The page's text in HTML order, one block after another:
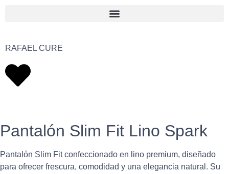
RAFAEL CURE
Pantalón Slim Fit Lino Spark
Pantalón Slim Fit confeccionado en lino premium, diseñado
para ofrecer frescura, comodidad y una elegancia natural. Su